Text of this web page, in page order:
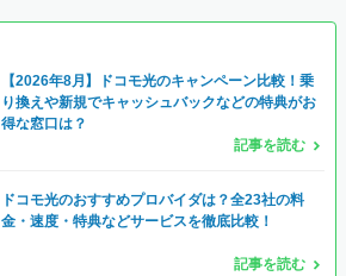
【2026年8月】ドコモ光のキャンペーン比較！乗
り換えや新規でキャッシュバックなどの特典がお
得な窓口は？
記事を読む
ドコモ光のおすすめプロバイダは？全23社の料
金・速度・特典などサービスを徹底比較！
記事を読む